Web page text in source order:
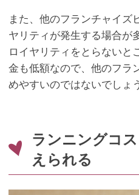
また、他のフランチャイズ
ヤリティが発生する場合が
ロイヤリティをとらないと
金も低額なので、他のフラ
めやすいのではないでしょ
ランニングコ
えられる